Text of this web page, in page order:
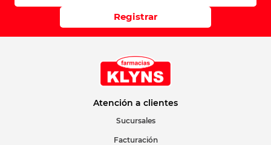
Califique el producto de 1 a 5 estrellas
Correo electrónico
Registrar
Atención a clientes
Sucursales
Facturación